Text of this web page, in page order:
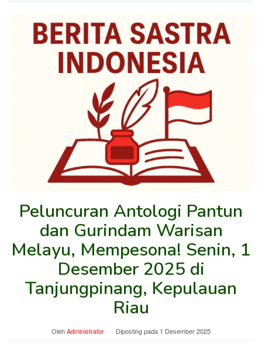
Peluncuran Antologi Pantun
dan Gurindam Warisan
Melayu, Mempesona! Senin, 1
Desember 2025 di
Tanjungpinang, Kepulauan
Riau
OlehAdministrator Diposting pada 1 Desember 2025